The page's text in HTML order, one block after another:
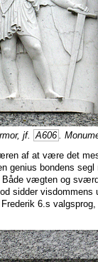
jf. A606 .
af at være det
genius bondens segl
vægten og
sidder visdommens
6.s valgsprog,